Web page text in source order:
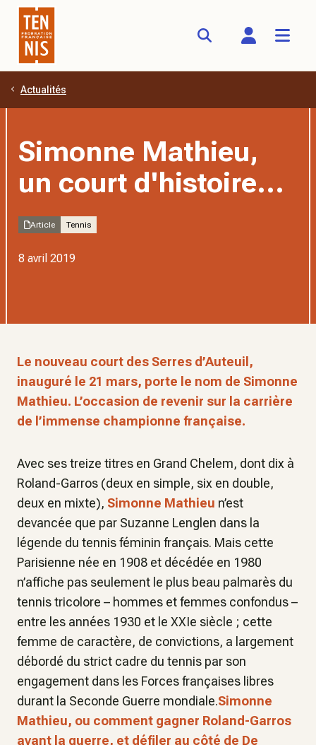
Aller au contenu principal
Actualités
Simonne Mathieu,
un court d'histoire...
Article Tennis
8 avril 2019
Le nouveau court des Serres d’Auteuil,
inauguré le 21 mars, porte le nom de Simonne
Mathieu. L’occasion de revenir sur la carrière
de l’immense championne française.
Avec ses treize titres en Grand Chelem, dont dix à
Roland-Garros (deux en simple, six en double,
deux en mixte), Simonne Mathieu n’est
devancée que par Suzanne Lenglen dans la
légende du tennis féminin français. Mais cette
Parisienne née en 1908 et décédée en 1980
n’affiche pas seulement le plus beau palmarès du
tennis tricolore – hommes et femmes confondus –
entre les années 1930 et le XXIe siècle ; cette
femme de caractère, de convictions, a largement
débordé du strict cadre du tennis par son
engagement dans les Forces françaises libres
durant la Seconde Guerre mondiale.Simonne
Mathieu, ou comment gagner Roland-Garros
avant la guerre, et défiler au côté de De